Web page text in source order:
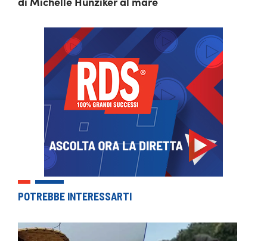
POTREBBE INTERESSARTI